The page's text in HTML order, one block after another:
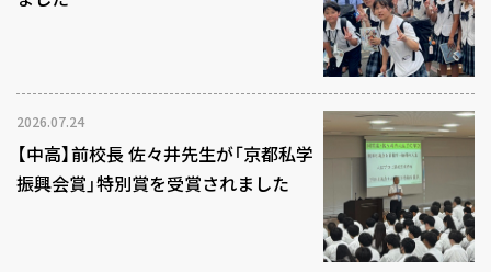
2026.07.24
【中高】前校長 佐々井先生が「京都私学
振興会賞」特別賞を受賞されました